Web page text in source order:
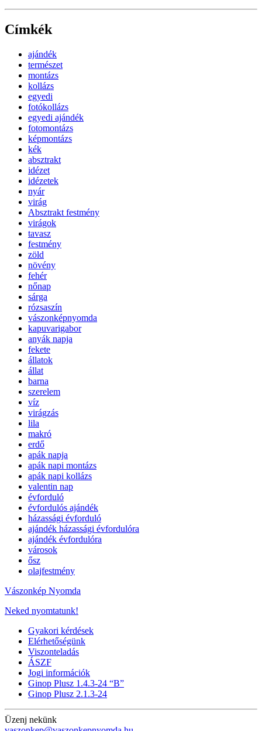
Címkék
ajándék
természet
montázs
kollázs
egyedi
fotókollázs
egyedi ajándék
fotomontázs
képmontázs
kék
absztrakt
idézet
idézetek
nyár
virág
Absztrakt festmény
virágok
tavasz
festmény
zöld
növény
fehér
nőnap
sárga
rózsaszín
vászonképnyomda
kapuvarigabor
anyák napja
fekete
állatok
állat
barna
szerelem
víz
virágzás
lila
makró
erdő
apák napja
apák napi montázs
apák napi kollázs
valentin nap
évforduló
évfordulós ajándék
házassági évforduló
ajándék házassági évfordulóra
ajándék évfordulóra
városok
ősz
olajfestmény
Vászonkép Nyomda
Neked nyomtatunk!
Gyakori kérdések
Elérhetőségünk
Viszonteladás
ÁSZF
Jogi információk
Ginop Plusz 1.4.3-24 “B”
Ginop Plusz 2.1.3-24
Üzenj nekünk